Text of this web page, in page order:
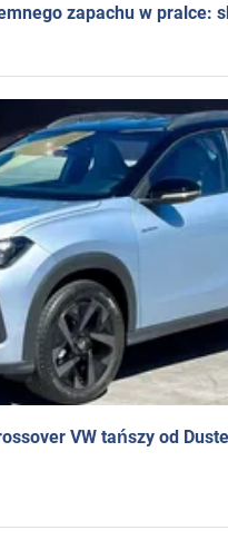
zapachu w pralce:
VW tańszy od